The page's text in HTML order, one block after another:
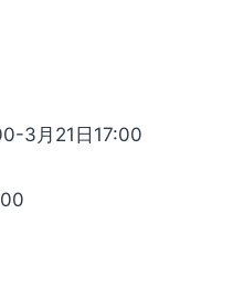
3月21日17:00